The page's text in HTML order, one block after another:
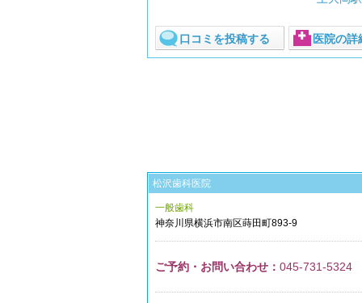
口コミを投稿する 医院の詳
松沢歯科医院
一般歯科
神奈川県横浜市南区蒔田町893-9
ご予約・お問い合わせ： 045-731-5324